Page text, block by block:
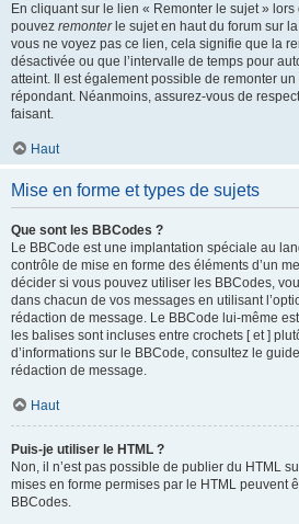
En cliquant sur le lien « Remonter le sujet »
pouvez remonterle sujet en haut du forum sur
vous ne voyez pas ce lien, cela signifie que la
désactivée ou que l’intervalle de temps pour
atteint. Il est également possible de remonter
répondant. Néanmoins, assurez-vous de
faisant.
Haut
Mise en forme et types de sujets
Que sont les BBCodes ?
Le BBCode est une implantation spéciale au
contrôle de mise en forme des éléments d’un
décider si vous pouvez utiliser les BBCodes,
dans chacun de vos messages en utilisant
rédaction de message. Le BBCode lui-même
les balises sont incluses entre crochets [ et ]
d’informations sur le BBCode, consultez le
rédaction de message.
Haut
Puis-je utiliser le HTML ?
Non, il n’est pas possible de publier du HTML
mises en forme permises par le HTML peuvent
BBCodes.